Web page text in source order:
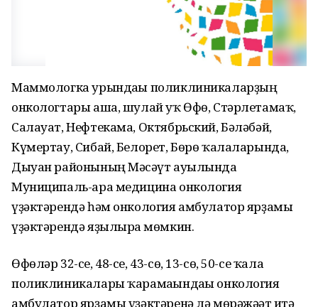
Маммологка урындағы поликлиникаларҙың
онкологтары аша, шулай уҡ Өфө, Стәрлетамаҡ,
Салауат, Нефтекама, Октябрьский, Бәләбәй,
Күмертау, Сибай, Белорет, Бөрө ҡалаларында,
Дыуан районының Мәсәғүт ауылында
Муниципаль-ара медицина онкология
үҙәктәрендә һәм онкология амбулатор ярҙамы
үҙәктәрендә яҙылырға мөмкин.
Өфөләр 32-се, 48-се, 43-сө, 13-сө, 50-се ҡала
поликлиникалары ҡарамағындағы онкология
амбулатор ярҙамы үҙәктәренә лә мөрәжәғәт итә